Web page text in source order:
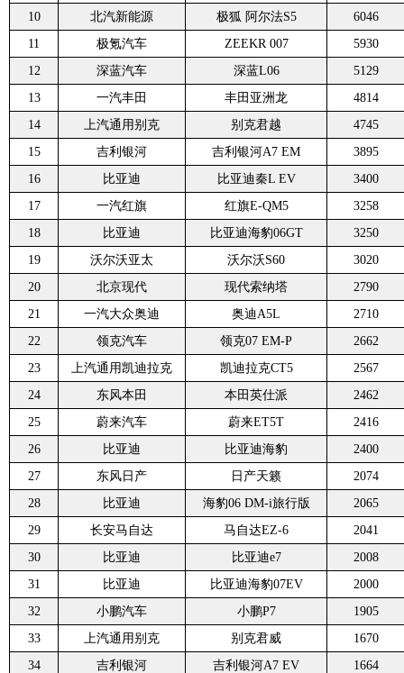
10
北汽新能源 极狐 阿尔法S5
6046
11
极氪汽车 ZEEKR 007
5930
12
深蓝汽车 深蓝L06
5129
13
一汽丰田 丰田亚洲龙
4814
14
上汽通用别克 别克君越
4745
15
吉利银河 吉利银河A7 EM
3895
16
比亚迪 比亚迪秦L EV
3400
17
一汽红旗 红旗E-QM5
3258
18
比亚迪 比亚迪海豹06GT
3250
19
沃尔沃亚太 沃尔沃S60
3020
20
北京现代 现代索纳塔
2790
21
一汽大众奥迪 奥迪A5L
2710
22
领克汽车 领克07 EM-P
2662
23
上汽通用凯迪拉克 凯迪拉克CT5
2567
24
东风本田 本田英仕派
2462
25
蔚来汽车 蔚来ET5T
2416
26
比亚迪 比亚迪海豹
2400
27
东风日产 日产天籁
2074
28
比亚迪 海豹06 DM-i旅行版
2065
29
长安马自达 马自达EZ-6
2041
30
比亚迪 比亚迪e7
2008
31
比亚迪 比亚迪海豹07EV
2000
32
小鹏汽车 小鹏P7
1905
33
上汽通用别克 别克君威
1670
34
吉利银河 吉利银河A7 EV
1664